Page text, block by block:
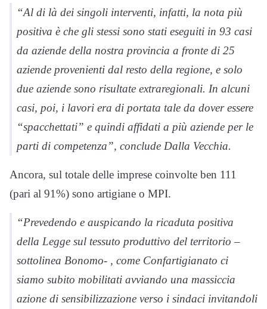
“Al di là dei singoli interventi, infatti, la nota più
positiva è che gli stessi sono stati eseguiti in 93 casi
da aziende della nostra provincia a fronte di 25
aziende provenienti dal resto della regione, e solo
due aziende sono risultate extraregionali. In alcuni
casi, poi, i lavori era di portata tale da dover essere
“spacchettati” e quindi affidati a più aziende per le
parti di competenza”, conclude Dalla Vecchia.
Ancora, sul totale delle imprese coinvolte ben 111
(pari al 91%) sono artigiane o MPI.
“Prevedendo e auspicando la ricaduta positiva
della Legge sul tessuto produttivo del territorio –
sottolinea Bonomo- , come Confartigianato ci
siamo subito mobilitati avviando una massiccia
azione di sensibilizzazione verso i sindaci invitandoli